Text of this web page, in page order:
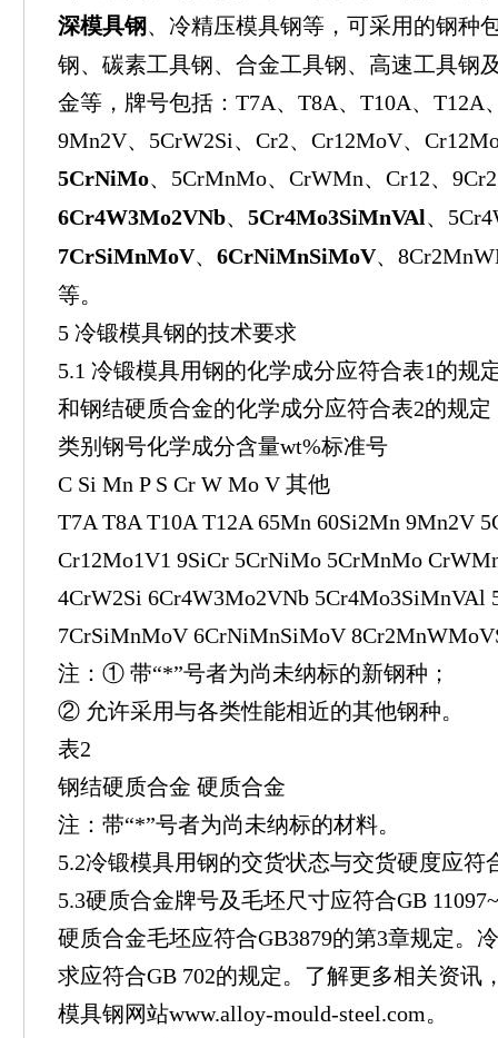
深模具钢 、冷精压模具钢等，可采用的钢种
钢、碳素工具钢、合金工具钢、高速工具钢
金等，牌号包括：T7A、T8A、T10A、T12A
9Mn2V、5CrW2Si、Cr2、Cr12MoV、
5CrNiMo、5CrMnMo、CrWMn、Cr12、
6Cr4W3Mo2VNb、 5Cr4Mo3SiMnVAl、
7CrSiMnMoV、 6CrNiMnSiMoV、
等。
5 冷锻模具钢的技术要求
5.1 冷锻模具用钢的化学成分应符合表1的规
和钢结硬质合金的化学成分应符合表2的规定
类别钢号化学成分含量wt%标准号
C Si Mn P S Cr W Mo V 其他
T7A T8A T10A T12A 65Mn 60Si2Mn 9Mn2V
Cr12Mo1V1 9SiCr 5CrNiMo 5CrMnMo
4CrW2Si 6Cr4W3Mo2VNb 5Cr4Mo3SiMnVAl
7CrSiMnMoV 6CrNiMnSiMoV
注：① 带“*”号者为尚未纳标的新钢种；
② 允许采用与各类性能相近的其他钢种。
表2
钢结硬质合金 硬质合金
注：带“*”号者为尚未纳标的材料。
5.2冷锻模具用钢的交货状态与交货硬度应符
5.3硬质合金牌号及毛坯尺寸应符合GB
硬质合金毛坯应符合GB3879的第3章规定。
求应符合GB 702的规定。了解更多相关资讯
模具钢网站www.alloy-mould-steel.com。